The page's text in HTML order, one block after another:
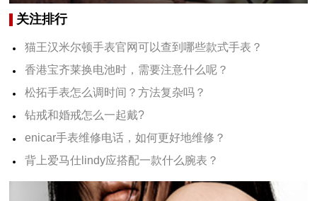
关注排行
猫王汉米尔顿手表官网可以查到哪些款式手表？
香港宝齐莱换电池时，需要注意什么呢？
松拓手表怎么调时间？方法复杂吗？
钻戒和婚戒怎么一起戴?
enicar手表维修电话，如何更好地维修？
背上爱马仕lindy应搭配一款什么腕表？